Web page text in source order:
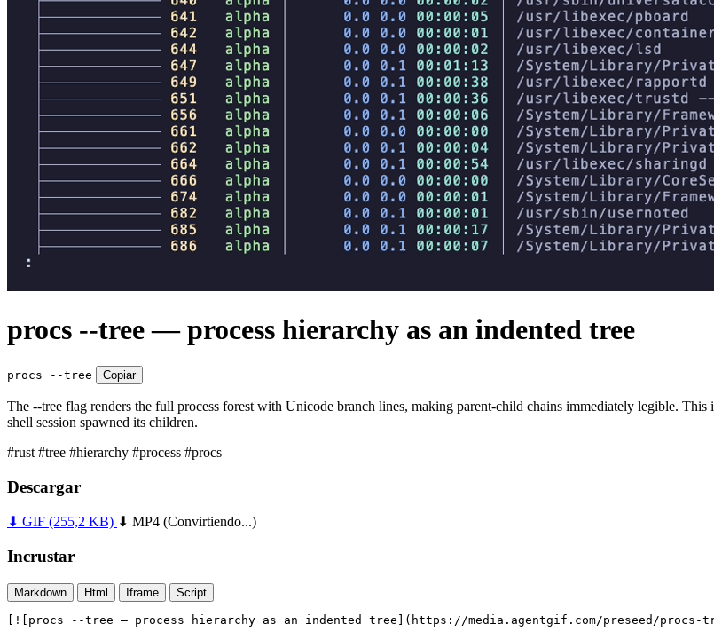
procs --tree — process hierarchy as an indented tree
procs --tree Copiar
The --tree flag renders the full process forest with Unicode branch lines, making parent-child chains immediately legible.
shell session spawned its children.
#rust #tree #hierarchy #process #procs
Descargar
⬇ GIF (255,2 KB) ⬇ MP4 (Convirtiendo...)
Incrustar
Markdown Html Iframe Script
[![procs --tree — process hierarchy as an indented tree](https://media.agentgif.com/preseed/